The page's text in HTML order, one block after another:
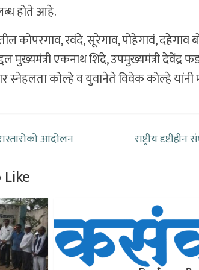
होते आहे.
कोपरगाव, रवंदे, सूरेगाव, पोहेगावं,
मुख्यमंत्री एकनाथ शिंदे, उपमुख्यमंत्री देवेंद्र
स्नेहलता कोल्हे व युवानेते विवेक कोल्हे
आंदोलन राष्ट्रीय